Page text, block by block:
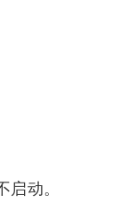
动。